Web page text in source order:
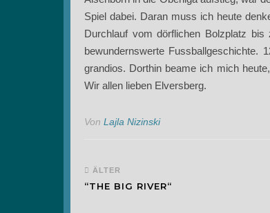
Spiel dabei. Daran muss ich heute
Durchlauf vom dörflichen Bolzplatz
bewundernswerte Fussballgeschichte.
grandios. Dorthin beame ich mich
Wir allen lieben Elversberg.
Von Lajla Nizinski
ÄLTER
“THE BIG RIVER“